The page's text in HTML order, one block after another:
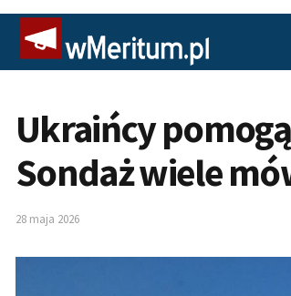
Ukraińcy
Sondaż wiele
28 maja 2026